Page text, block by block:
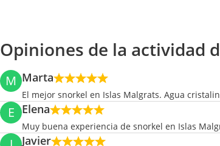
Opiniones de la actividad
M Marta
El mejor snorkel en Islas Malgrats. Agua
E Elena
Muy buena experiencia de snorkel en Islas
Javier